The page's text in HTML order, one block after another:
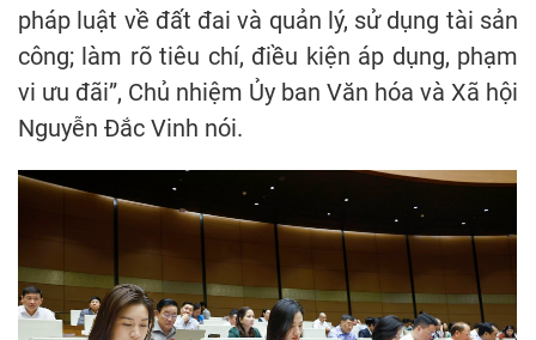
pháp luật về đất đai và quản lý, sử dụng tài sản
công; làm rõ tiêu chí, điều kiện áp dụng, phạm
vi ưu đãi”, Chủ nhiệm Ủy ban Văn hóa và Xã hội
Nguyễn Đắc Vinh nói.